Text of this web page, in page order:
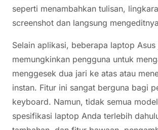
seperti menambahkan tulisan,
screenshot dan langsung
Selain aplikasi, beberapa laptop
memungkinkan pengguna untuk
menggesek dua jari ke atas atau
instan. Fitur ini sangat berguna bagi
keyboard. Namun, tidak semua
spesifikasi laptop Anda terlebih